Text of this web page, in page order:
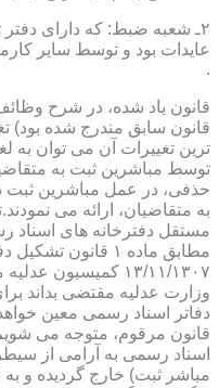
۲ـ شعبه ضبط: كه دارای
عایدات بود و توسط سایر
.
قانون سابق مندرج شده بود)
ترین تغییرات آن می توان به
توسط مباشرین ثبت به
حذفی، در عمل مباشرین ثبت
به متقاضیان، ارائه می
مطابق ماده ۱
۱۳/۱۱/۱۳۰۷
وزارت عدلیه مقتضی بداند
دفاتر اسناد رسمی معین
قانون مرقوم، متوجه می
اسناد رسمی به آرامی از
مباشر ثبت) خارج گردیده و